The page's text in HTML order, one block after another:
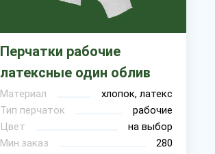
Перчатки рабочие
латексные один облив
Материал
хлопок, латекс
Тип перчаток
рабочие
Цвет
на выбор
Мин.заказ
280